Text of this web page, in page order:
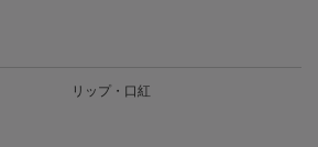
リップ・口紅